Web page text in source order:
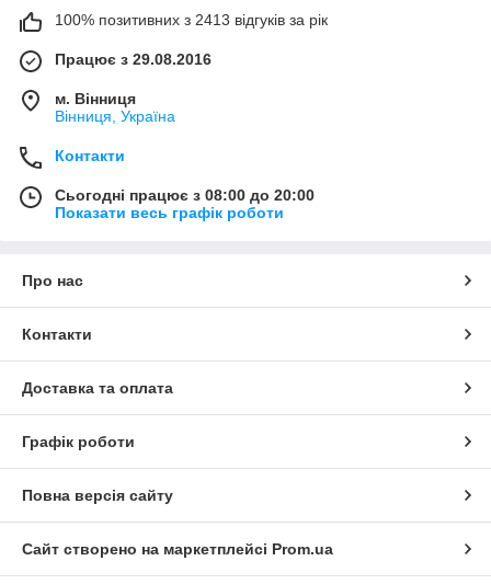
100% позитивних з 2413 відгуків за рік
Працює з 29.08.2016
м. Вінниця
Вінниця, Україна
Контакти
Сьогодні працює з 08:00 до 20:00
Показати весь графік роботи
Про нас
Контакти
Доставка та оплата
Графік роботи
Повна версія сайту
Сайт створено на маркетплейсі Prom.ua